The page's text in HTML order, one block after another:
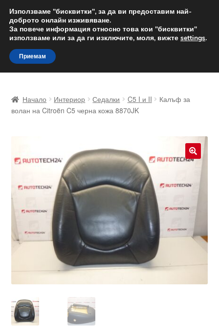
ДОСТАВКА от 12 лв.
Доставка по целия свят
Skip
to
navigation
Skip
to
content
Доставка по целия свят
За нас
Количка
Контакт
Моята сметка
Плащанията
Правила и условия
Начало Интериор Седалки C5 I и II
Калъф за
волан на Citroën C5 черна кожа 8870JK
🔍
Използваме "бисквитки", за да ви предоставим най-
доброто онлайн изживяване.
За повече информация относно това кои "бисквитки"
използваме или за да ги изключите, моля, вижте settings.
Приемам